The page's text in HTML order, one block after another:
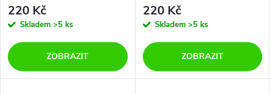
r
o
d
r
o
220 Kč
Skladem >5 ks
ZOBRAZIT
220 Kč
Skladem >5 ks
ZOBRAZIT